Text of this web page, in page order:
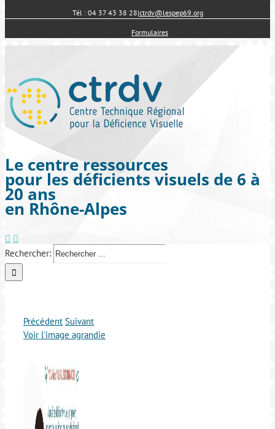
Tél : 04 37 43 38 28|ctrdv@lespep69.org
Formulaires
Le centre ressources
pour les déficients visuels de 6 à
20 ans
en Rhône-Alpes
Rechercher:
Précédent Suivant
Voir l'image agrandie